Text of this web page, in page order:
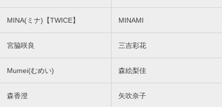
MINA(ミナ)【TWICE】 MINAMI
宮脇咲良 三吉彩花
Mumei(むめい) 森絵梨佳
森香澄 矢吹奈子